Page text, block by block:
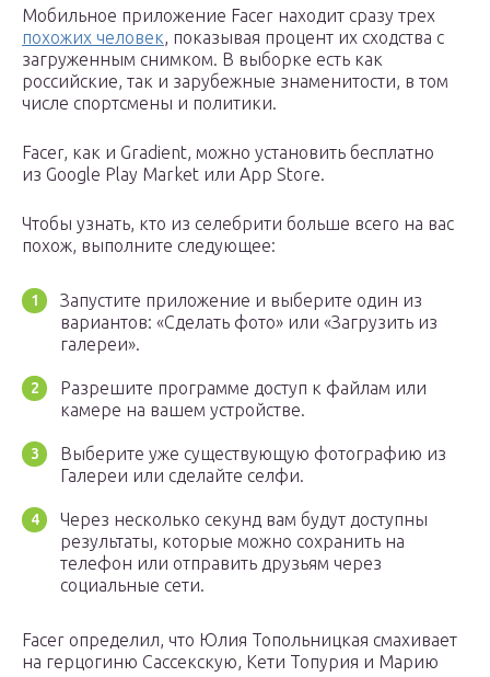
Мобильное приложение Facer находит сразу трех
похожих человек, показывая процент их сходства с
загруженным снимком. В выборке есть как
российские, так и зарубежные знаменитости, в том
числе спортсмены и политики.
Facer, как и Gradient, можно установить бесплатно
из Google Play Market или App Store.
Чтобы узнать, кто из селебрити больше всего на вас
похож, выполните следующее:
Запустите приложение и выберите один из
вариантов: «Сделать фото» или «Загрузить из
галереи».
Разрешите программе доступ к файлам или
камере на вашем устройстве.
Выберите уже существующую фотографию из
Галереи или сделайте селфи.
Через несколько секунд вам будут доступны
результаты, которые можно сохранить на
телефон или отправить друзьям через
социальные сети.
Facer определил, что Юлия Топольницкая смахивает
на герцогиню Сассекскую, Кети Топурия и Марию